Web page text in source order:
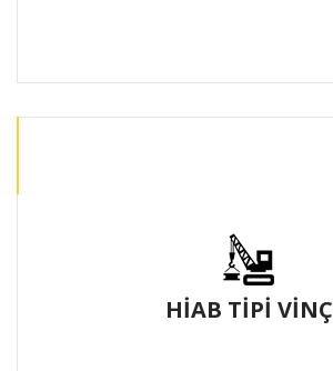
HİAB TİPİ VİNÇ